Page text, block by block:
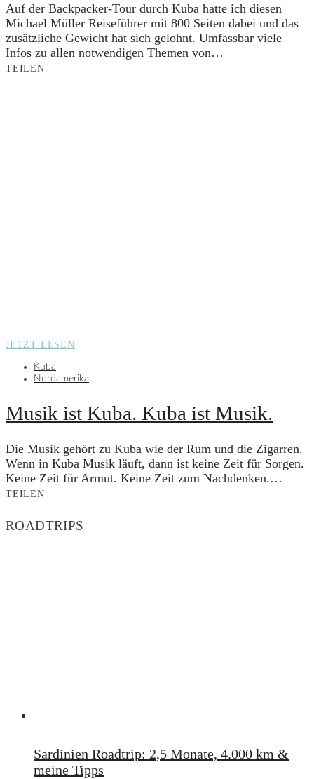
Auf der Backpacker-Tour durch Kuba hatte ich diesen
Michael Müller Reiseführer mit 800 Seiten dabei und das
zusätzliche Gewicht hat sich gelohnt. Umfassbar viele
Infos zu allen notwendigen Themen von…
TEILEN
JETZT LESEN
Kuba
Nordamerika
Musik ist Kuba. Kuba ist Musik.
Die Musik gehört zu Kuba wie der Rum und die Zigarren.
Wenn in Kuba Musik läuft, dann ist keine Zeit für Sorgen.
Keine Zeit für Armut. Keine Zeit zum Nachdenken.…
TEILEN
ROADTRIPS
Sardinien Roadtrip: 2,5 Monate, 4.000 km &
meine Tipps